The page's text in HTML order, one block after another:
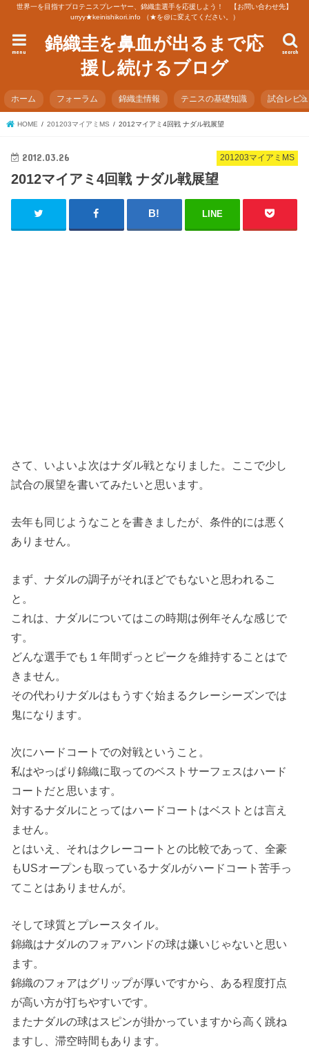
世界一を目指すプロテニスプレーヤー、錦織圭選手を応援しよう！ 【お問い合わせ先】
urryy★keinishikori.info （★を@に変えてください。）
錦織圭を鼻血が出るまで応
援し続けるブログ
search
menu
ホーム フォーラム 錦織圭情報 テニスの基礎知識 試合レビ
HOME 201203マイアミMS 2012マイアミ4回戦 ナダル戦展望
201203マイアミMS
2012.03.26
2012マイアミ4回戦 ナダル戦展望
LINE
さて、いよいよ次はナダル戦となりました。ここで少し
試合の展望を書いてみたいと思います。
去年も同じようなことを書きましたが、条件的には悪く
ありません。
まず、ナダルの調子がそれほどでもないと思われるこ
と。
これは、ナダルについてはこの時期は例年そんな感じで
す。
どんな選手でも１年間ずっとピークを維持することはで
きません。
その代わりナダルはもうすぐ始まるクレーシーズンでは
鬼になります。
次にハードコートでの対戦ということ。
私はやっぱり錦織に取ってのベストサーフェスはハード
コートだと思います。
対するナダルにとってはハードコートはベストとは言え
ません。
とはいえ、それはクレーコートとの比較であって、全豪
もUSオープンも取っているナダルがハードコート苦手っ
てことはありませんが。
そして球質とプレースタイル。
錦織はナダルのフォアハンドの球は嫌いじゃないと思い
ます。
錦織のフォアはグリップが厚いですから、ある程度打点
が高い方が打ちやすいです。
またナダルの球はスピンが掛かっていますから高く跳ね
ますし、滞空時間もあります。